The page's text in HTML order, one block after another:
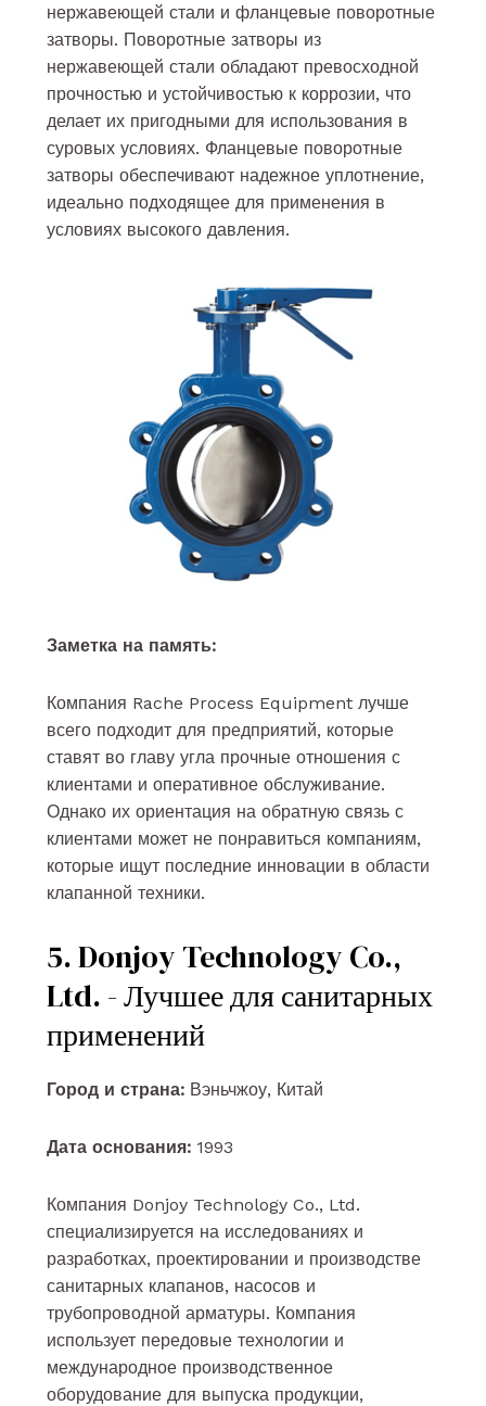
нержавеющей стали и фланцевые поворотные
затворы. Поворотные затворы из
нержавеющей стали обладают превосходной
прочностью и устойчивостью к коррозии, что
делает их пригодными для использования в
суровых условиях. Фланцевые поворотные
затворы обеспечивают надежное уплотнение,
идеально подходящее для применения в
условиях высокого давления.
Заметка на память:
Компания Rache Process Equipment лучше
всего подходит для предприятий, которые
ставят во главу угла прочные отношения с
клиентами и оперативное обслуживание.
Однако их ориентация на обратную связь с
клиентами может не понравиться компаниям,
которые ищут последние инновации в области
клапанной техники.
5. Donjoy Technology Co.,
Ltd. - Лучшее для санитарных
применений
Город и страна:Вэньчжоу, Китай
Дата основания:1993
Компания Donjoy Technology Co., Ltd.
специализируется на исследованиях и
разработках, проектировании и производстве
санитарных клапанов, насосов и
трубопроводной арматуры. Компания
использует передовые технологии и
международное производственное
оборудование для выпуска продукции,